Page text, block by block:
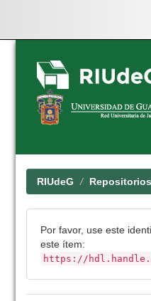
Skip
navigation
RIUdeG
Por favor, use este
este ítem:
https://